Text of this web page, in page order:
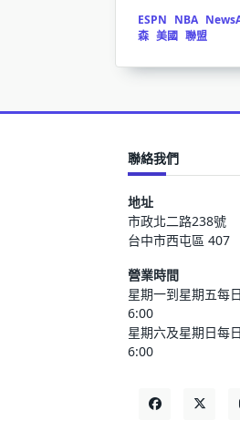
ESPN NBA
森 美國 聯盟
聯絡我們
地址
市政北二路238號
台中市西屯區 407
營業時間
星期一到星期五每
6:00
星期六及星期日每
6:00